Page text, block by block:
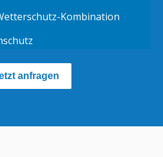
Kombination
anfragen